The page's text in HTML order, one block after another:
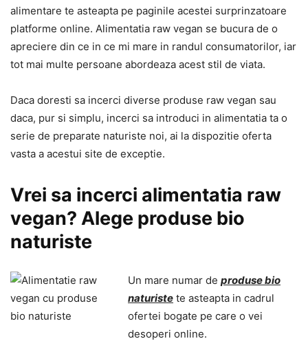
alimentare te asteapta pe paginile acestei surprinzatoare
platforme online. Alimentatia raw vegan se bucura de o
apreciere din ce in ce mi mare in randul consumatorilor, iar
tot mai multe persoane abordeaza acest stil de viata.
Daca doresti sa incerci diverse produse raw vegan sau
daca, pur si simplu, incerci sa introduci in alimentatia ta o
serie de preparate naturiste noi, ai la dispozitie oferta
vasta a acestui site de exceptie.
Vrei sa incerci alimentatia raw
vegan? Alege produse bio
naturiste
Un mare numar de produse bio
naturiste te asteapta in cadrul
ofertei bogate pe care o vei
desoperi online.